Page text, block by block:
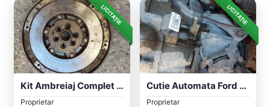
LICITAȚIE
Kit Ambreiaj Complet Audi A4 B7 2.0tdi D...
Proprietar
LICITAȚIE
Cutie Automata Ford Fiesta/Fusion /Kit A...
Proprietar